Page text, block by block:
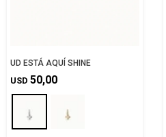
UD ESTÁ AQUÍ SHINE
USD 50,00